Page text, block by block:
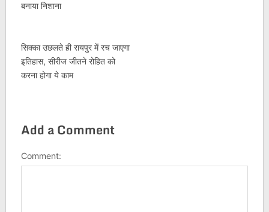
बनाया निशाना
सिक्का उछलते ही रायपुर में रच जाएगा
इतिहास, सीरीज जीतने रोहित को
करना होगा ये काम
Add a Comment
Comment: